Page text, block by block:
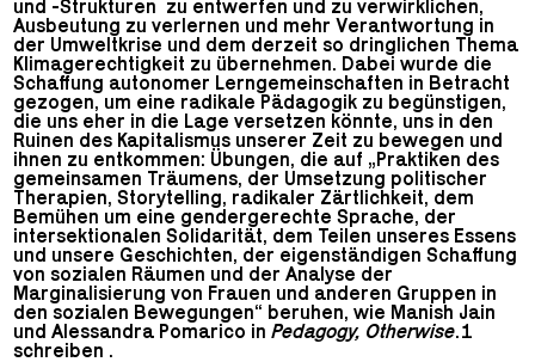
und -Strukturen zu entwerfen und zu verwirklichen,
Ausbeutung zu verlernen und mehr Verantwortung in
der Umweltkrise und dem derzeit so dringlichen Thema
Klimagerechtigkeit zu übernehmen. Dabei wurde die
Schaffung autonomer Lerngemeinschaften in Betracht
gezogen, um eine radikale Pädagogik zu begünstigen,
die uns eher in die Lage versetzen könnte, uns in den
Ruinen des Kapitalismus unserer Zeit zu bewegen und
ihnen zu entkommen: Übungen, die auf „Praktiken des
gemeinsamen Träumens, der Umsetzung politischer
Therapien, Storytelling, radikaler Zärtlichkeit, dem
Bemühen um eine gendergerechte Sprache, der
intersektionalen Solidarität, dem Teilen unseres Essens
und unsere Geschichten, der eigenständigen Schaffung
von sozialen Räumen und der Analyse der
Marginalisierung von Frauen und anderen Gruppen in
den sozialen Bewegungen“ beruhen, wie Manish Jain
und Alessandra Pomarico inPedagogy, Otherwise .1
schreiben .